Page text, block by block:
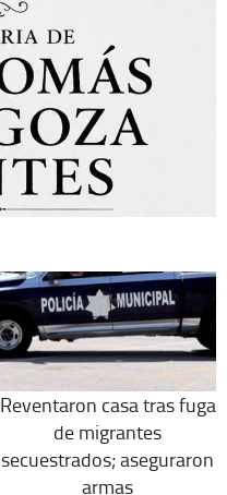
Reventaron casa tras fuga
de migrantes
secuestrados; aseguraron
armas